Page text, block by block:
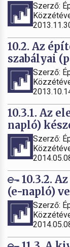
Szerző:
10.2. Az
szabályai
Szerző:
10.3.1. Az
napló)
Szerző:
10.3.2.
(e-napló)
Szerző: